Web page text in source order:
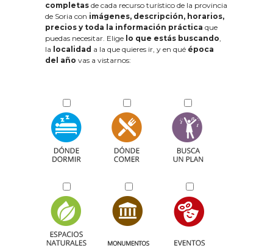
completas de cada recurso turístico de la provincia
de Soria con imágenes, descripción, horarios,
precios y toda la información práctica que
puedas necesitar. Elige lo que estás buscando,
la localidad a la que quieres ir, y en qué época
del año vas a vistarnos: